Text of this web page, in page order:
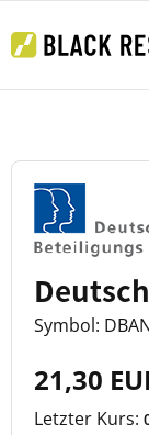
Symbol:
21,30
Letzter Kurs: